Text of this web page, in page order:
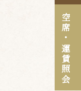
空席・
運賃照会